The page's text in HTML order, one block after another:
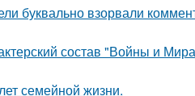
буквально взорвали
состав "Войны и
семейной жизни.